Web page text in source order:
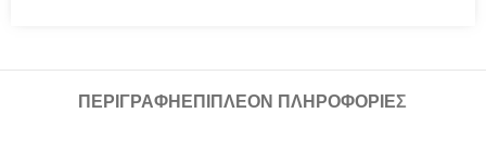
ΠΕΡΙΓΡΑΦΉΕΠΙΠΛΈΟΝ ΠΛΗΡΟΦΟΡΊΕΣ